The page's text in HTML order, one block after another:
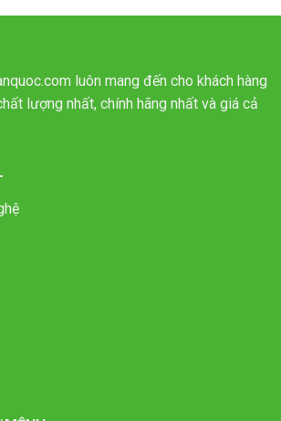
luôn mang đến cho khách hàng
lượng nhất, chính hãng nhất và giá cả